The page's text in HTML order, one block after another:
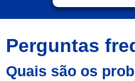
Perguntas
Quais são os